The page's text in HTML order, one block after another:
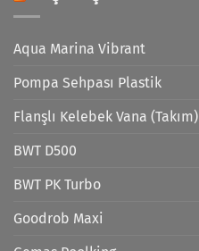
Aqua Marina Vibrant
Pompa Sehpası Plastik
Flanşlı Kelebek Vana (Takım)
BWT D500
BWT PK Turbo
Goodrob Maxi